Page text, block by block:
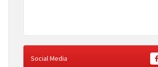
Social Media